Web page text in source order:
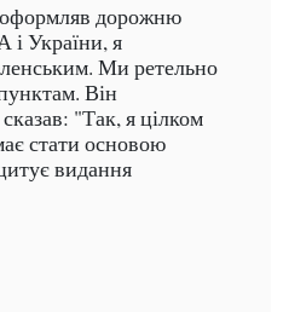
оформляв дорожню
і України, я
Ми ретельно
Він
"Так, я цілком
стати основою
видання